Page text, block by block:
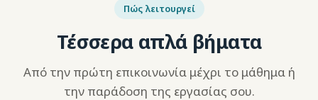
Πώς λειτουργεί
Τέσσερα απλά βήματα
Από την πρώτη επικοινωνία μέχρι το μάθημα ή
την παράδοση της εργασίας σου.